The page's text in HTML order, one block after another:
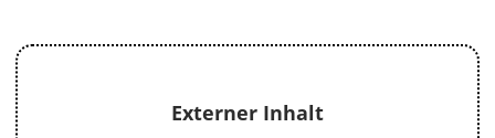
Externer Inhalt